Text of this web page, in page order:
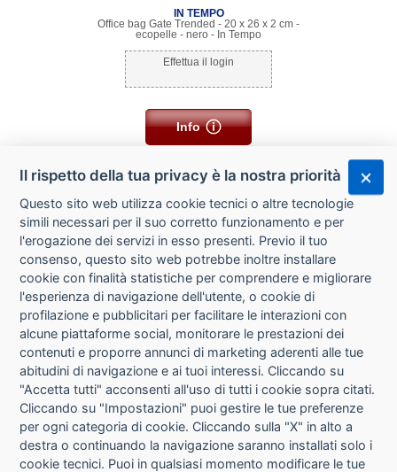
IN TEMPO
Office bag Gate Trended - 20 x 26 x 2 cm -
ecopelle - nero - In Tempo
Effettua il login
Info
CHI SIAMO
CONTATTI
CONDIZIONI DI VENDITA
RICHIESTA RECESSO
PRIVACY
Il rispetto della tua privacy è la nostra priorità
Questo sito web utilizza cookie tecnici o altre tecnologie
simili necessari per il suo corretto funzionamento e per
l'erogazione dei servizi in esso presenti. Previo il tuo
consenso, questo sito web potrebbe inoltre installare
cookie con finalità statistiche per comprendere e migliorare
l'esperienza di navigazione dell'utente, o cookie di
profilazione e pubblicitari per facilitare le interazioni con
alcune piattaforme social, monitorare le prestazioni dei
contenuti e proporre annunci di marketing aderenti alle tue
abitudini di navigazione e ai tuoi interessi. Cliccando su
"Accetta tutti" acconsenti all'uso di tutti i cookie sopra citati.
Cliccando su "Impostazioni" puoi gestire le tue preferenze
per ogni categoria di cookie. Cliccando sulla "X" in alto a
destra o continuando la navigazione saranno installati solo i
cookie tecnici. Puoi in qualsiasi momento modificare le tue